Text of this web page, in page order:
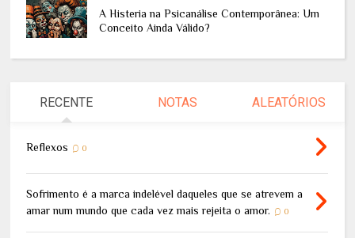
A Histeria na Psicanálise Contemporânea: Um
Conceito Ainda Válido?
RECENTE NOTAS ALEATÓRIOS
Reflexos 0
Sofrimento é a marca indelével daqueles que se atrevem a
amar num mundo que cada vez mais rejeita o amor.
0